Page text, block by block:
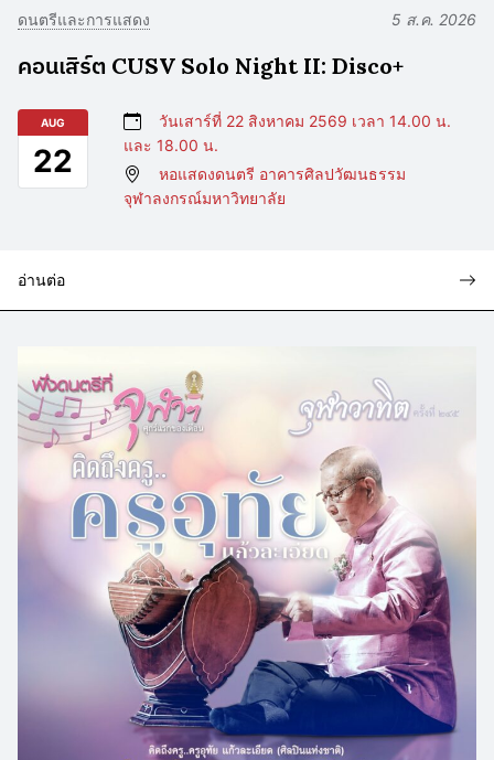
ดนตรีและการแสดง 5 ส.ค. 2026
คอนเสิร์ต CUSV Solo Night II: Disco+
AUG
22
วันเสาร์ที่ 22 สิงหาคม 2569 เวลา 14.00 น.
และ 18.00 น.
หอแสดงดนตรี อาคารศิลปวัฒนธรรม
จุฬาลงกรณ์มหาวิทยาลัย
อ่านต่อ